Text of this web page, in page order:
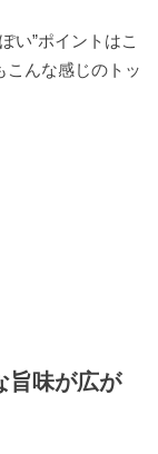
い”ポイントはこ
こんな感じのトッ
旨味が広が